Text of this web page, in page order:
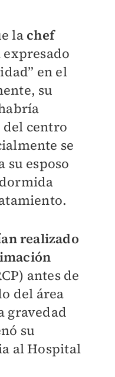
la chef
en el
su
centro
se
su esposo
realizado
antes de
del área
gravedad
su
al Hospital